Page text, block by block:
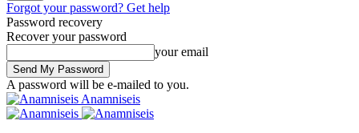
Forgot your password? Get help
Password recovery
Recover your password
your email
A password will be e-mailed to you.
Anamniseis